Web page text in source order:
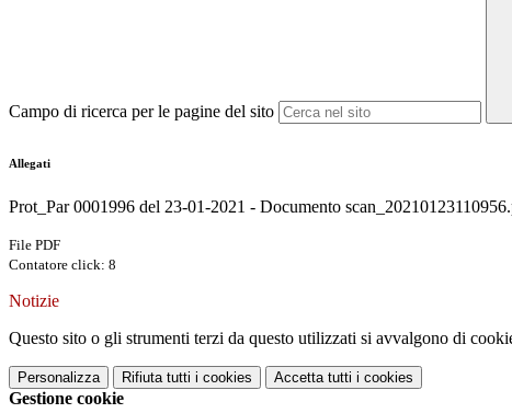
Campo di ricerca per le pagine del sito
Allegati
Prot_Par 0001996 del 23-01-2021 - Documento
File PDF
Contatore click: 8
Notizie
Questo sito o gli strumenti terzi da questo utilizzati si avvalgono di
Personalizza Rifiuta tutti i cookies Accetta tutti i cookies
Gestione cookie